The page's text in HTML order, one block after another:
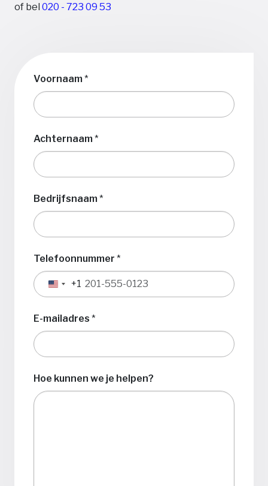
of bel 020 - 723 09 53
Voornaam*
Achternaam*
Bedrijfsnaam*
Telefoonnummer *
Verenigde
+1
+1
E-mailadres *
Hoe kunnen we je helpen?